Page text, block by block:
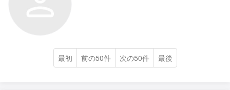
最初 前の50件 次の50件 最後